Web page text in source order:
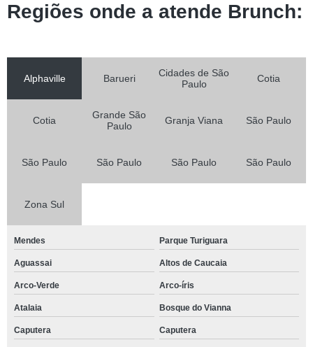
Regiões onde a atende Brunch:
Alphaville Barueri
Cidades de São
Paulo
Cotia
Cotia
Grande São
Paulo
Granja Viana São Paulo
São Paulo São Paulo São Paulo São Paulo
Zona Sul
Mendes Parque Turiguara
Aguassai Altos de Caucaia
Arco-Verde Arco-íris
Atalaia Bosque do Vianna
Caputera Caputera